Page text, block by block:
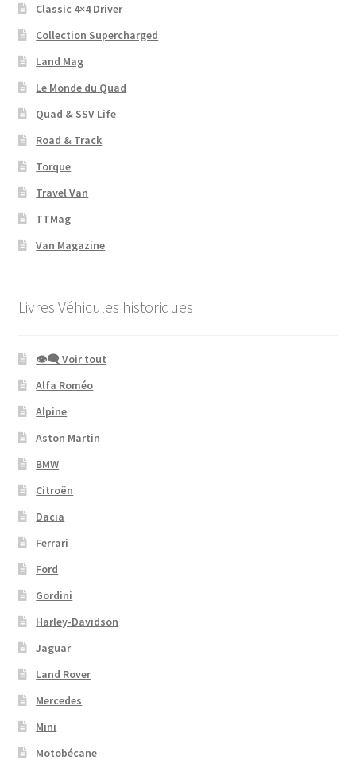
Classic 4×4 Driver
Collection Supercharged
Land Mag
Le Monde du Quad
Quad & SSV Life
Road & Track
Torque
Travel Van
TTMag
Van Magazine
Livres Véhicules historiques
👁‍🗨 Voir tout
Alfa Roméo
Alpine
Aston Martin
BMW
Citroën
Dacia
Ferrari
Ford
Gordini
Harley-Davidson
Jaguar
Land Rover
Mercedes
Mini
Motobécane